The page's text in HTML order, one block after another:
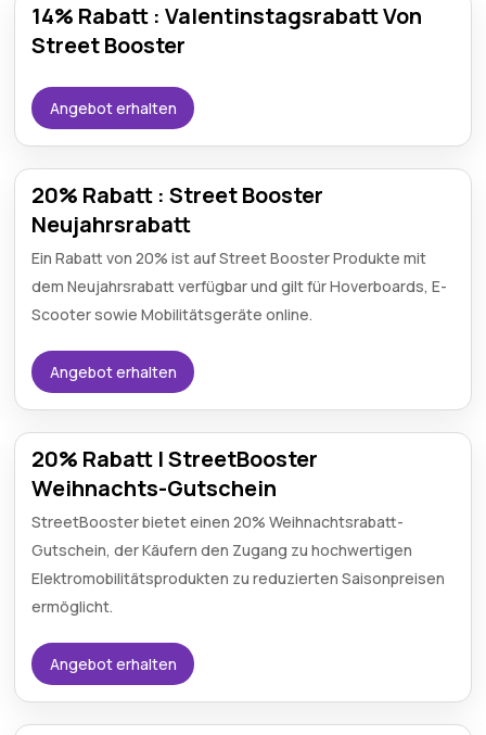
14% Rabatt : Valentinstagsrabatt Von
Street Booster
Angebot erhalten
20% Rabatt : Street Booster
Neujahrsrabatt
Ein Rabatt von 20% ist auf Street Booster Produkte mit
dem Neujahrsrabatt verfügbar und gilt für Hoverboards, E-
Scooter sowie Mobilitätsgeräte online.
Angebot erhalten
20% Rabatt | StreetBooster
Weihnachts-Gutschein
StreetBooster bietet einen 20% Weihnachtsrabatt-
Gutschein, der Käufern den Zugang zu hochwertigen
Elektromobilitätsprodukten zu reduzierten Saisonpreisen
ermöglicht.
Angebot erhalten